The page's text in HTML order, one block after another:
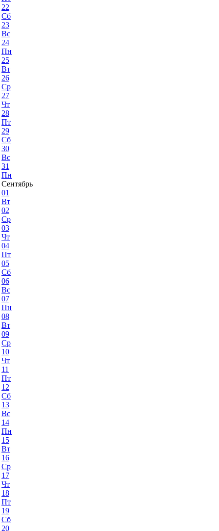
22
Сб
23
Вс
24
Пн
25
Вт
26
Ср
27
Чт
28
Пт
29
Сб
30
Вс
31
Пн
Сентябрь
01
Вт
02
Ср
03
Чт
04
Пт
05
Сб
06
Вс
07
Пн
08
Вт
09
Ср
10
Чт
11
Пт
12
Сб
13
Вс
14
Пн
15
Вт
16
Ср
17
Чт
18
Пт
19
Сб
20